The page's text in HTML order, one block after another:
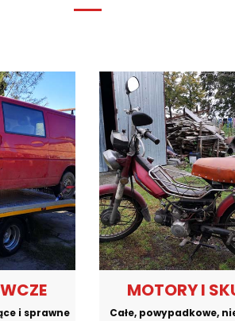
i sprawne
MOTORY I
Całe, powypadkowe,